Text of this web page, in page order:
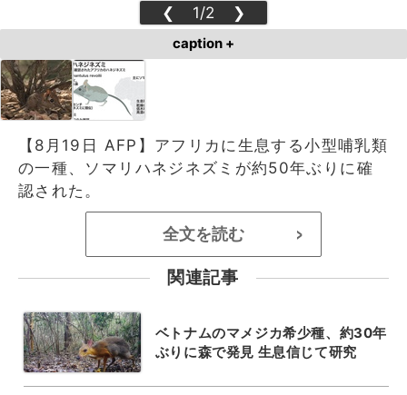
❮ 1/2 ❯
caption +
【8月19日 AFP】アフリカに生息する小型哺乳類
の一種、ソマリハネジネズミが約50年ぶりに確
認された。
全文を読む >
関連記事
ベトナムのマメジカ希少種、約30年
ぶりに森で発見 生息信じて研究